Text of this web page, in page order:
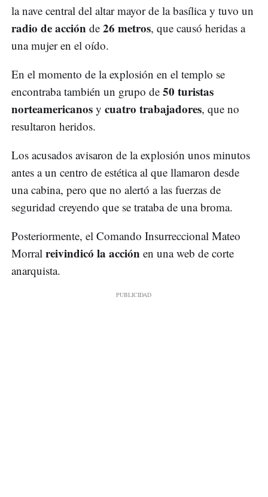
la nave central del altar mayor de la basílica y tuvo un
radio de acción de 26 metros, que causó heridas a
una mujer en el oído.
En el momento de la explosión en el templo se
encontraba también un grupo de 50 turistas
norteamericanos y cuatro trabajadores, que no
resultaron heridos.
Los acusados avisaron de la explosión unos minutos
antes a un centro de estética al que llamaron desde
una cabina, pero que no alertó a las fuerzas de
seguridad creyendo que se trataba de una broma.
Posteriormente, el Comando Insurreccional Mateo
Morral reivindicó la acción en una web de corte
anarquista.